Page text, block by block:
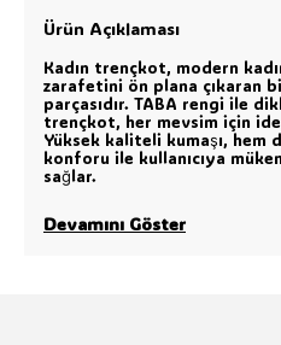
Ürün Açıklaması
Kadın trençkot, modern
zarafetini ön plana çıkaran
parçasıdır. TABA rengi ile
trençkot, her mevsim için
Yüksek kaliteli kumaşı, hem
konforu ile kullanıcıya
sağlar.
Devamını Göster